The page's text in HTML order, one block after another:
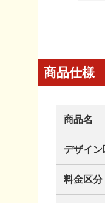
商品仕様
商品名
デザイン
料金区分